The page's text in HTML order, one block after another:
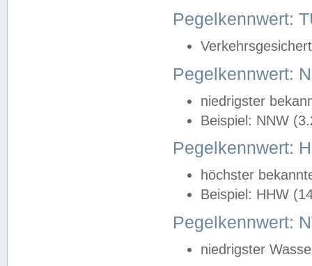
Pegelkennwert:
Pegelkennwert:
niedrigster
Beispiel: NNW
Pegelkennwert:
höchster
Beispiel: HHW
Pegelkennwert:
niedrigster